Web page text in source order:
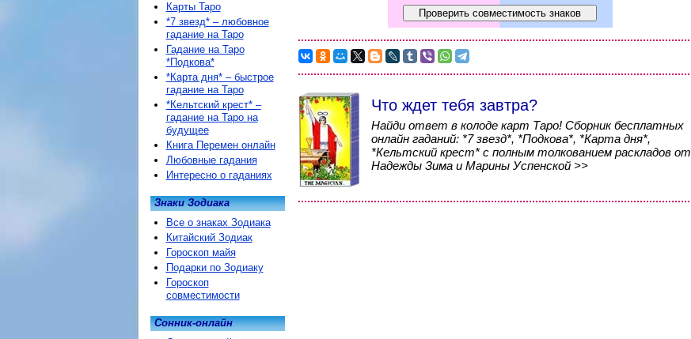
Что ждет тебя завтра?
Найди ответ в колоде карт Таро! Сборник бесплатных
онлайн гаданий: *7 звезд*, *Подкова*, *Карта дня*,
*Кельтский крест* с полным толкованием раскладов от
Надежды Зима и Марины Успенской >>
Карты Таро
*7 звезд* – любовное
гадание на Таро
Гадание на Таро
*Подкова*
*Карта дня* – быстрое
гадание на Таро
*Кельтский крест* –
гадание на Таро на
будущее
Книга Перемен онлайн
Любовные гадания
Интересно о гаданиях
Знаки Зодиака
Все о знаках Зодиака
Китайский Зодиак
Гороскоп майя
Подарки по Зодиаку
Гороскоп
совместимости
Сонник-онлайн